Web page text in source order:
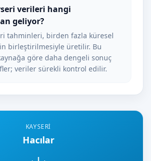
KAYSERI
Hacılar
verileri hangi
geliyor?
tahminleri, birden fazla küresel
birleştirilmesiyle üretilir. Bu
göre daha dengeli sonuç
veriler sürekli kontrol edilir.